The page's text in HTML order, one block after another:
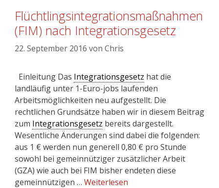
Flüchtlingsintegrationsmaßnahmen
(FIM) nach Integrationsgesetz
22. September 2016 von Chris
Einleitung Das Integrationsgesetz hat die
landläufig unter 1-Euro-jobs laufenden
Arbeitsmöglichkeiten neu aufgestellt. Die
rechtlichen Grundsätze haben wir in diesem Beitrag
zum Integrationsgesetz bereits dargestellt.
Wesentliche Änderungen sind dabei die folgenden:
aus 1 € werden nun generell 0,80 € pro Stunde
sowohl bei gemeinnütziger zusätzlicher Arbeit
(GZA) wie auch bei FIM bisher endeten diese
gemeinnützigen … Weiterlesen